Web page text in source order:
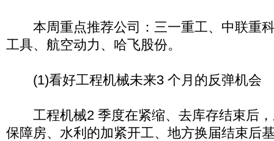
本周重点推荐公司：三一重工、中联重
工具、航空动力、哈飞股份。
(1)看好工程机械未来3 个月的反弹机会
工程机械2 季度在紧缩、去库存结束后，
保障房、水利的加紧开工、地方换届结束后